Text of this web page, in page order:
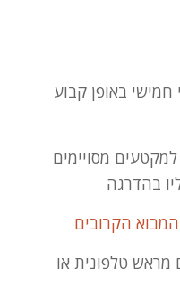
חמישי באופן קבוע
מסויימים
בהדרגה
הקרובים
טלפונית או